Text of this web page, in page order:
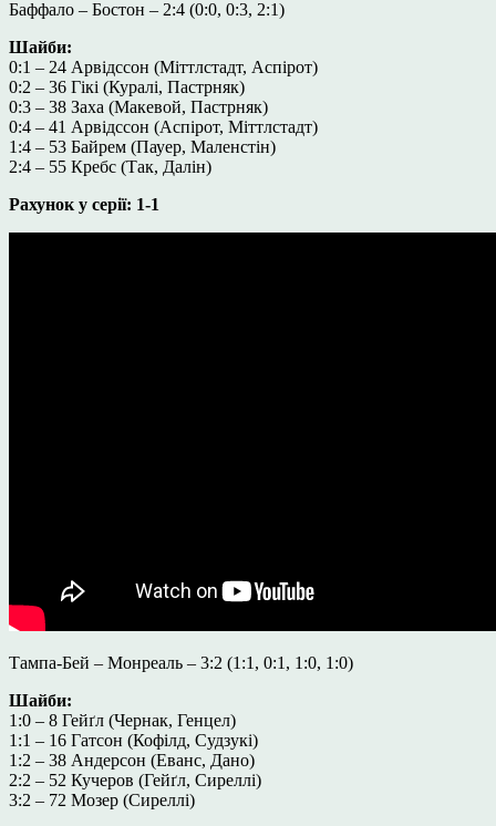
Баффало – Бостон – 2:4 (0:0, 0:3, 2:1)
Шайби:
0:1 – 24 Арвідссон (Міттлстадт, Аспірот)
0:2 – 36 Гікі (Куралі, Пастрняк)
0:3 – 38 Заха (Макевой, Пастрняк)
0:4 – 41 Арвідссон (Аспірот, Міттлстадт)
1:4 – 53 Байрем (Пауер, Маленстін)
2:4 – 55 Кребс (Так, Далін)
Рахунок у серії: 1-1
Тампа-Бей – Монреаль – 3:2 (1:1, 0:1, 1:0, 1:0)
Шайби:
1:0 – 8 Гейґл (Чернак, Генцел)
1:1 – 16 Гатсон (Кофілд, Судзукі)
1:2 – 38 Андерсон (Еванс, Дано)
2:2 – 52 Кучеров (Гейґл, Сиреллі)
3:2 – 72 Мозер (Сиреллі)